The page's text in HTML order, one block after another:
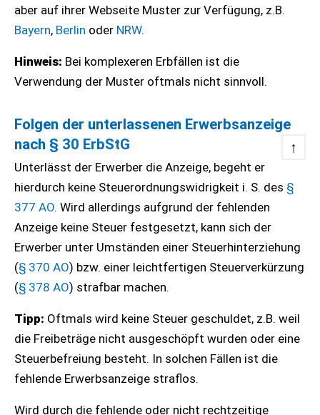
aber auf ihrer Webseite Muster zur Verfügung, z.B.
Bayern, Berlin oder NRW.
Hinweis: Bei komplexeren Erbfällen ist die
Verwendung der Muster oftmals nicht sinnvoll.
Folgen der unterlassenen Erwerbsanzeige
nach
↑
§ 30 ErbStG
Unterlässt der Erwerber die Anzeige, begeht er
hierdurch keine Steuerordnungswidrigkeit i. S. des §
377 AO. Wird allerdings aufgrund der fehlenden
Anzeige keine Steuer festgesetzt, kann sich der
Erwerber unter Umständen einer Steuerhinterziehung
(§ 370 AO) bzw. einer leichtfertigen Steuerverkürzung
(§ 378 AO) strafbar machen.
Tipp: Oftmals wird keine Steuer geschuldet, z.B. weil
die Freibeträge nicht ausgeschöpft wurden oder eine
Steuerbefreiung besteht. In solchen Fällen ist die
fehlende Erwerbsanzeige straflos.
Wird durch die fehlende oder nicht rechtzeitige